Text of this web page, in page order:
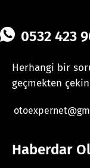
0532 423
Herhangi bir
geçmekten
Haberdar